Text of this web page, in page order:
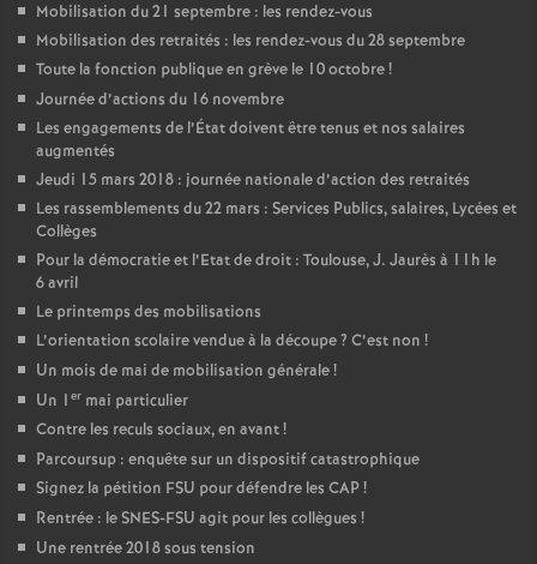
Mobilisation du 21 septembre : les rendez-vous
Mobilisation des retraités : les rendez-vous du 28 septembre
Toute la fonction publique en grève le 10 octobre!
Journée d’actions du 16 novembre
Les engagements de l’État doivent être tenus et nos salaires
augmentés
Jeudi 15 mars 2018 : journée nationale d’action des retraités
Les rassemblements du 22 mars : Services Publics, salaires, Lycées et
Collèges
Pour la démocratie et l’Etat de droit : Toulouse, J. Jaurès à 11h le
6 avril
Le printemps des mobilisations
L’orientation scolaire vendue à la découpe? C’est non !
Un mois de mai de mobilisation générale!
Un 1 er mai particulier
Contre les reculs sociaux, en avant!
Parcoursup : enquête sur un dispositif catastrophique
Signez la pétition FSU pour défendre les CAP!
Rentrée : le SNES-FSU agit pour les collègues !
Une rentrée 2018 sous tension